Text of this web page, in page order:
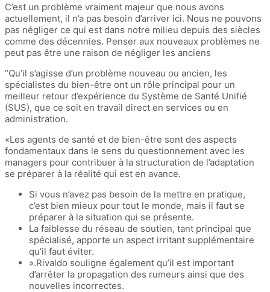
C’est un problème vraiment majeur que nous avons
actuellement, il n’a pas besoin d’arriver ici. Nous ne pouvons
pas négliger ce qui est dans notre milieu depuis des siècles
comme des décennies. Penser aux nouveaux problèmes ne
peut pas être une raison de négliger les anciens
“Qu’il s’agisse d’un problème nouveau ou ancien, les
spécialistes du bien-être ont un rôle principal pour un
meilleur retour d’expérience du Système de Santé Unifié
(SUS), que ce soit en travail direct en services ou en
administration.
«Les agents de santé et de bien-être sont des aspects
fondamentaux dans le sens du questionnement avec les
managers pour contribuer à la structuration de l’adaptation
se préparer à la réalité qui est en avance.
Si vous n’avez pas besoin de la mettre en pratique,
c’est bien mieux pour tout le monde, mais il faut se
préparer à la situation qui se présente.
La faiblesse du réseau de soutien, tant principal que
spécialisé, apporte un aspect irritant supplémentaire
qu’il faut éviter.
».Rivaldo souligne également qu’il est important
d’arrêter la propagation des rumeurs ainsi que des
nouvelles incorrectes.